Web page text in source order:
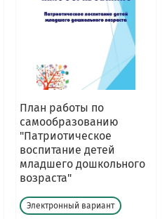
План работы по
самообразованию
"Патриотическое
воспитание детей
младшего дошкольного
возраста"
Электронный вариант